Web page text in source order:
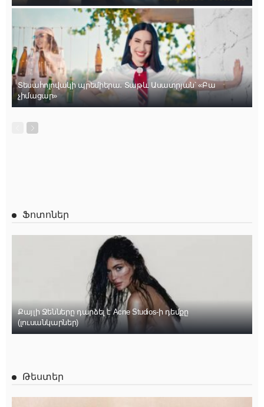
Տեսահոլովակի պրեմիերա․ Տաթև Ասատրյան՝ «Բա
չիմացար»
Ֆոտոներ
Քայլի Ջենները դարձել է Acne Studios-ի դեմքը
(լուսանկարներ)
Թեստեր